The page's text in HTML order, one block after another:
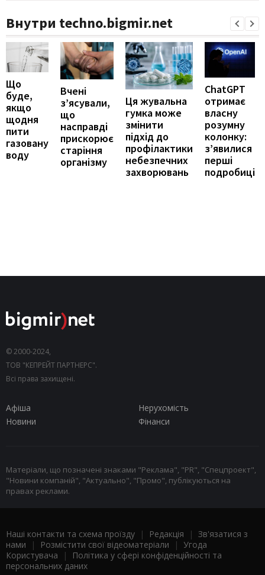
Внутри techno.bigmir.net
Що
буде,
якщо
щодня
пити
газовану
воду
Вчені
з’ясували,
що
насправді
прискорює
старіння
організму
Ця жувальна
гумка може
змінити
підхід до
профілактики
небезпечних
захворювань
ChatGPT
отримає
власну
розумну
колонку:
з’явилися
перші
подробиці
© 2000-2024,
ТОВ "КЕПРЕЙТ ПАРТНЕРС".
Всі права захищені.
Афіша
Нерухомість
Новини
Фінанси
Матеріали, що позначені знаками "Реклама", "PR", "Спецпроект",
"Новини компаній", "Актуально", "Промо", публікуються на
правах реклами.
Наші контакти та схема проїзду | Редакція | Зв'язатися з
нами | Розмістити свої відеоматеріали | Угода
Користувача |
Політика у сфері конфіденційності та
персональних даних